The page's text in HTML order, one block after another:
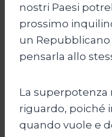
nostri Paesi
prossimo
un
pensarla allo
La superpotenza
riguardo, poiché
quando vuole e